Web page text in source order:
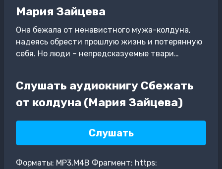
Мария Зайцева
Она бежала от ненавистного мужа-колдуна,
надеясь обрести прошлую жизнь и потерянную
себя. Но люди – непредсказуемые твари…
Слушать аудиокнигу Сбежать
от колдуна (Мария Зайцева)
Слушать
Форматы: MP3,M4B Фрагмент: https: